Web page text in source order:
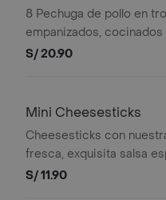
8 Pechuga de pollo en
empanizados, cocinados
S/ 20.90
Mini Cheesesticks
Cheesesticks con
fresca, exquisita salsa
y 100% mozzarella
S/ 11.90